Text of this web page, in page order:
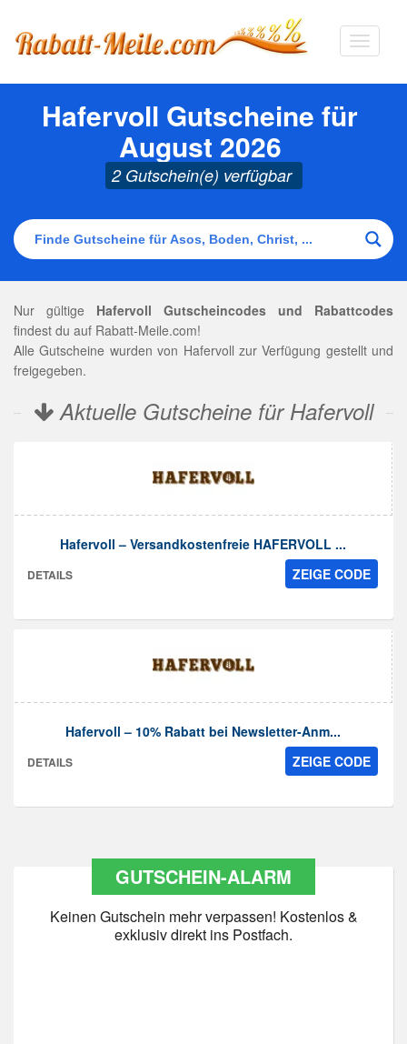
Hafervoll Gutscheine für
August 2026
2 Gutschein(e) verfügbar
Nur gültige Hafervoll Gutscheincodes und Rabattcodes
findest du auf Rabatt-Meile.com!
Alle Gutscheine wurden von Hafervoll zur Verfügung gestellt und
freigegeben.
Aktuelle Gutscheine für Hafervoll
Hafervoll – Versandkostenfreie HAFERVOLL ...
DETAILS ZEIGE CODE
Hafervoll – 10% Rabatt bei Newsletter-Anm...
DETAILS ZEIGE CODE
GUTSCHEIN-ALARM
Keinen Gutschein mehr verpassen! Kostenlos &
exklusiv direkt ins Postfach.